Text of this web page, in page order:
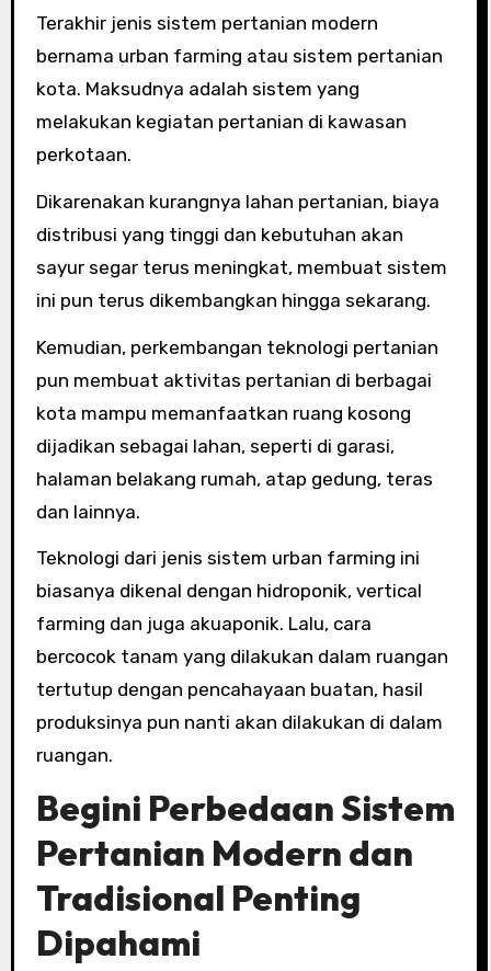
Terakhir jenis sistem pertanian modern
bernama urban farming atau sistem pertanian
kota. Maksudnya adalah sistem yang
melakukan kegiatan pertanian di kawasan
perkotaan.
Dikarenakan kurangnya lahan pertanian, biaya
distribusi yang tinggi dan kebutuhan akan
sayur segar terus meningkat, membuat sistem
ini pun terus dikembangkan hingga sekarang.
Kemudian, perkembangan teknologi pertanian
pun membuat aktivitas pertanian di berbagai
kota mampu memanfaatkan ruang kosong
dijadikan sebagai lahan, seperti di garasi,
halaman belakang rumah, atap gedung, teras
dan lainnya.
Teknologi dari jenis sistem urban farming ini
biasanya dikenal dengan hidroponik, vertical
farming dan juga akuaponik. Lalu, cara
bercocok tanam yang dilakukan dalam ruangan
tertutup dengan pencahayaan buatan, hasil
produksinya pun nanti akan dilakukan di dalam
ruangan.
Begini Perbedaan Sistem
Pertanian Modern dan
Tradisional Penting
Dipahami